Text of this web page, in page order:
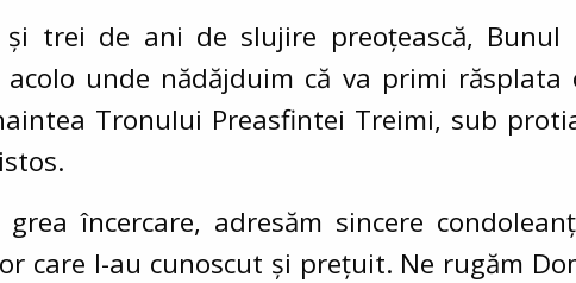
și trei de ani de slujire preoțească, Bunul
acolo unde nădăjduim că va primi
Tronului Preasfintei Treimi, sub
încercare, adresăm sincere
care l-au cunoscut și prețuit. Ne rugăm